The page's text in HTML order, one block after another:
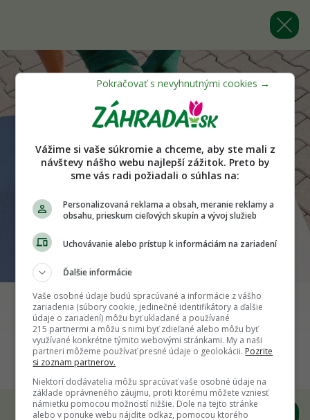
Späť na článok
13 krokov k novému domčeku pre ježka a rady,
ako sa o neho postarať
Vážime si vaše súkromie a chceme, aby ste mali z
návštevy nášho webu najlepší zážitok. Preto by
sme vás radi požiadali o súhlas na:
Personalizovaná reklama a obsah, meranie reklamy a
obsahu, prieskum cieľových skupín a vývoj služieb
Uchovávanie alebo prístup k informáciám na zariadení
Ďalšie informácie
Vaše osobné údaje budú spracúvané a informácie z vášho
zariadenia (súbory cookie, jedinečné identifikátory a ďalšie
údaje o zariadení) môžu byť ukladané a používané
215 partnermi a môžu s nimi byť zdieľané alebo môžu byť
využívané konkrétne týmito webovými stránkami. My a naši
partneri môžeme používať presné údaje o geolokácii. Pozrite
si zoznam partnerov.
Niektorí dodávatelia môžu spracúvať vaše osobné údaje na
základe oprávneného záujmu, proti ktorému môžete vzniesť
námietku pomocou možností nižšie. Dole na tejto stránke
alebo v ponuke webu nájdite odkaz, pomocou ktorého